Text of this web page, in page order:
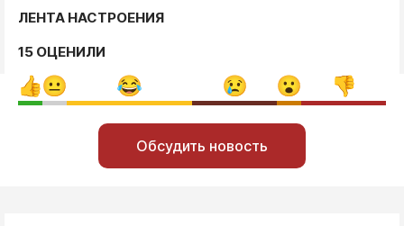
ЛЕНТА НАСТРОЕНИЯ
15 ОЦЕНИЛИ
Обсудить новость